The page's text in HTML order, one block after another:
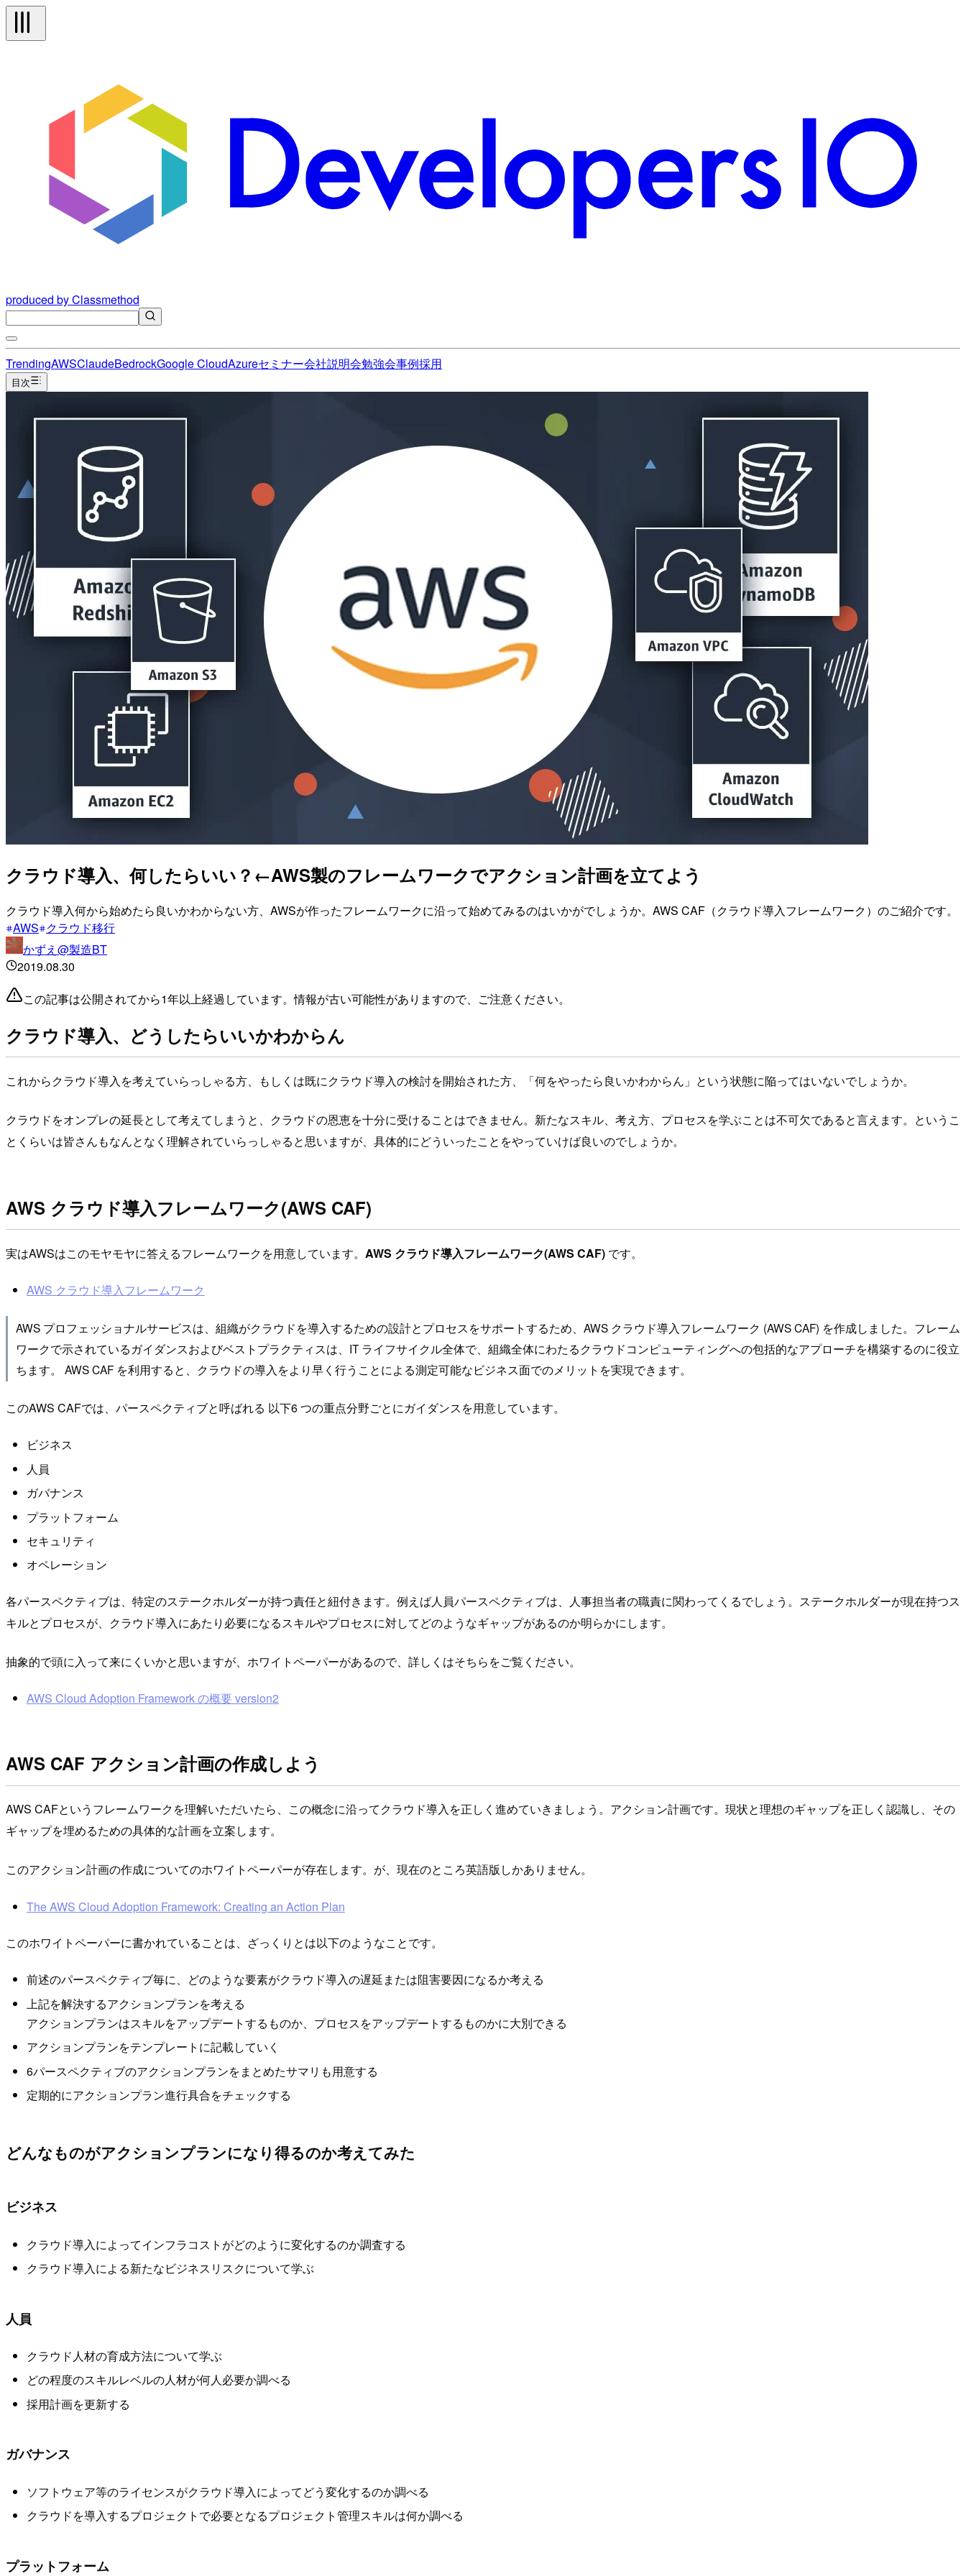
produced by Classmethod
TrendingAWSClaudeBedrockGoogle CloudAzureセミナー会社説明会勉強会事例採用
目次
クラウド導入、何したらいい？←AWS製のフレームワークでアクション計画を立てよう
クラウド導入何から始めたら良いかわからない方、AWSが作ったフレームワークに沿って始めてみるのはいかがでしょうか。AWS CAF（クラウド導入フレームワーク）のご紹介です。
AWS クラウド移行
かずえ@製造BT
2019.08.30
この記事は公開されてから1年以上経過しています。情報が古い可能性がありますので、ご注意ください。
クラウド導入、どうしたらいいかわからん
これからクラウド導入を考えていらっしゃる方、もしくは既にクラウド導入の検討を開始された方、「何をやったら良いかわからん」という状態に陥ってはいないでしょうか。
クラウドをオンプレの延長として考えてしまうと、クラウドの恩恵を十分に受けることはできません。新たなスキル、考え方、プロセスを学ぶことは不可欠であると言えます。というこ
とくらいは皆さんもなんとなく理解されていらっしゃると思いますが、具体的にどういったことをやっていけば良いのでしょうか。
AWS クラウド導入フレームワーク(AWS CAF)
実はAWSはこのモヤモヤに答えるフレームワークを用意しています。 AWS クラウド導入フレームワーク(AWS CAF) です。
AWS クラウド導入フレームワーク
AWS プロフェッショナルサービスは、組織がクラウドを導入するための設計とプロセスをサポートするため、AWS クラウド導入フレームワーク (AWS CAF) を作成しました。フレーム
ワークで示されているガイダンスおよびベストプラクティスは、IT ライフサイクル全体で、組織全体にわたるクラウドコンピューティングへの包括的なアプローチを構築するのに役立
ちます。 AWS CAF を利用すると、クラウドの導入をより早く行うことによる測定可能なビジネス面でのメリットを実現できます。
このAWS CAFでは、パースペクティブと呼ばれる 以下6 つの重点分野ごとにガイダンスを用意しています。
ビジネス
人員
ガバナンス
プラットフォーム
セキュリティ
オペレーション
各パースペクティブは、特定のステークホルダーが持つ責任と紐付きます。例えば人員パースペクティブは、人事担当者の職責に関わってくるでしょう。ステークホルダーが現在持つス
キルとプロセスが、クラウド導入にあたり必要になるスキルやプロセスに対してどのようなギャップがあるのか明らかにします。
抽象的で頭に入って来にくいかと思いますが、ホワイトペーパーがあるので、詳しくはそちらをご覧ください。
AWS Cloud Adoption Framework の概要 version2
AWS CAF アクション計画の作成しよう
AWS CAFというフレームワークを理解いただいたら、この概念に沿ってクラウド導入を正しく進めていきましょう。アクション計画です。現状と理想のギャップを正しく認識し、その
ギャップを埋めるための具体的な計画を立案します。
このアクション計画の作成についてのホワイトペーパーが存在します。が、現在のところ英語版しかありません。
The AWS Cloud Adoption Framework: Creating an Action Plan
このホワイトペーパーに書かれていることは、ざっくりとは以下のようなことです。
前述のパースペクティブ毎に、どのような要素がクラウド導入の遅延または阻害要因になるか考える
上記を解決するアクションプランを考える
アクションプランはスキルをアップデートするものか、プロセスをアップデートするものかに大別できる
アクションプランをテンプレートに記載していく
6パースペクティブのアクションプランをまとめたサマリも用意する
定期的にアクションプラン進行具合をチェックする
どんなものがアクションプランになり得るのか考えてみた
ビジネス
クラウド導入によってインフラコストがどのように変化するのか調査する
クラウド導入による新たなビジネスリスクについて学ぶ
人員
クラウド人材の育成方法について学ぶ
どの程度のスキルレベルの人材が何人必要か調べる
採用計画を更新する
ガバナンス
ソフトウェア等のライセンスがクラウド導入によってどう変化するのか調べる
クラウドを導入するプロジェクトで必要となるプロジェクト管理スキルは何か調べる
プラットフォーム